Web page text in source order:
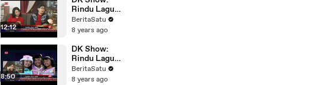
12:12
Rindu Lagu
Anak #3
BeritaSatu
8 years ago
8:50
DK Show:
Rindu Lagu
Anak #4
BeritaSatu
8 years ago